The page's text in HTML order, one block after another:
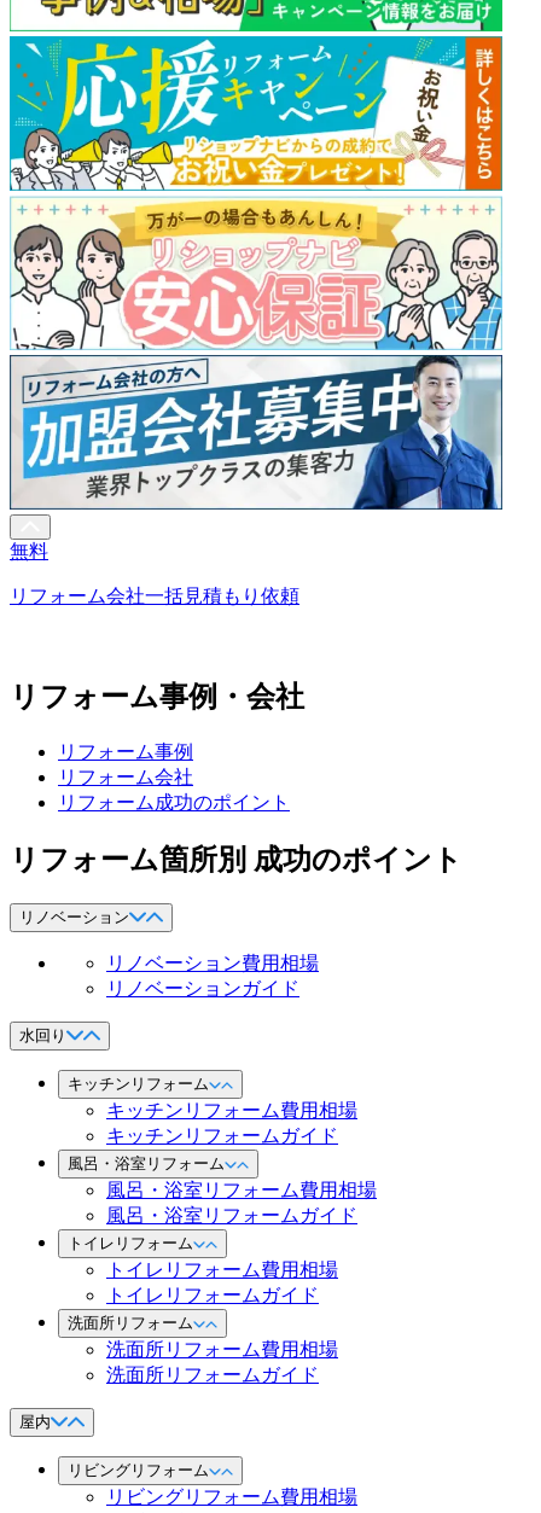
無料
リフォーム会社一括見積もり依頼
リフォーム事例・会社
リフォーム事例
リフォーム会社
リフォーム成功のポイント
リフォーム箇所別 成功のポイント
リノベーション
リノベーション費用相場
リノベーションガイド
水回り
キッチンリフォーム
キッチンリフォーム費用相場
キッチンリフォームガイド
風呂・浴室リフォーム
風呂・浴室リフォーム費用相場
風呂・浴室リフォームガイド
トイレリフォーム
トイレリフォーム費用相場
トイレリフォームガイド
洗面所リフォーム
洗面所リフォーム費用相場
洗面所リフォームガイド
屋内
リビングリフォーム
リビングリフォーム費用相場